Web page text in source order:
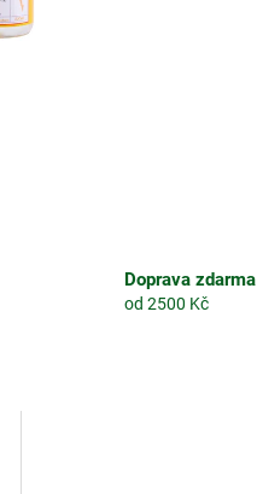
Doprava zdarma
od 2500 Kč